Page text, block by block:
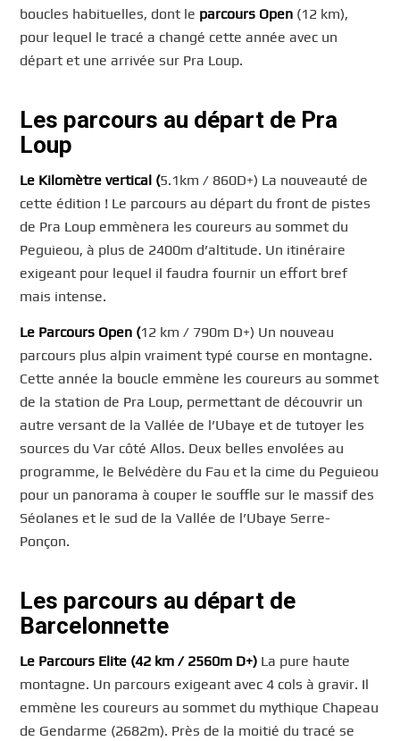
boucles habituelles, dont le parcours Open (12 km),
pour lequel le tracé a changé cette année avec un
départ et une arrivée sur Pra Loup.
Les parcours au départ de Pra
Loup
Le Kilomètre vertical (5.1km / 860D+) La nouveauté de
cette édition ! Le parcours au départ du front de pistes
de Pra Loup emmènera les coureurs au sommet du
Peguieou, à plus de 2400m d’altitude. Un itinéraire
exigeant pour lequel il faudra fournir un effort bref
mais intense.
Le Parcours Open (12 km / 790m D+) Un nouveau
parcours plus alpin vraiment typé course en montagne.
Cette année la boucle emmène les coureurs au sommet
de la station de Pra Loup, permettant de découvrir un
autre versant de la Vallée de l’Ubaye et de tutoyer les
sources du Var côté Allos. Deux belles envolées au
programme, le Belvédère du Fau et la cime du Peguieou
pour un panorama à couper le souffle sur le massif des
Séolanes et le sud de la Vallée de l’Ubaye Serre-
Ponçon.
Les parcours au départ de
Barcelonnette
Le Parcours Elite (42 km / 2560m D+) La pure haute
montagne. Un parcours exigeant avec 4 cols à gravir. Il
emmène les coureurs au sommet du mythique Chapeau
de Gendarme (2682m). Près de la moitié du tracé se